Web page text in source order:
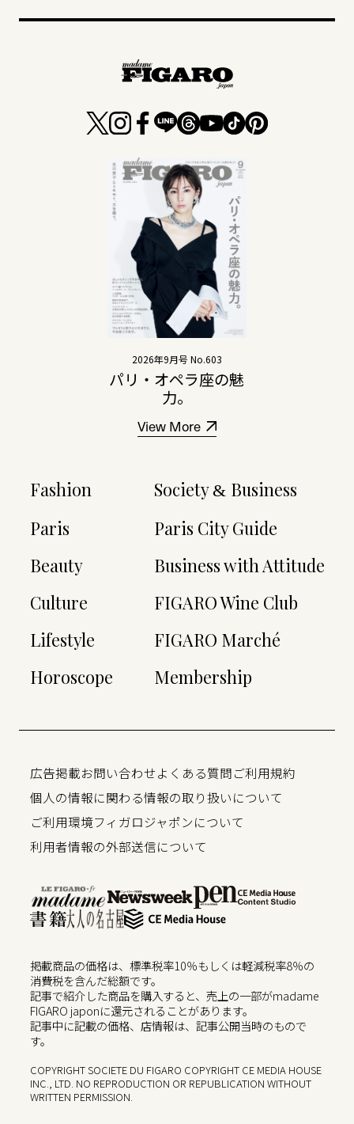
2026年9月号 No.603
パリ・オペラ座の魅
力。
View More
Fashion
Paris
Beauty
Culture
Lifestyle
Horoscope
Society& Business
Paris City Guide
Business with Attitude
FIGARO Wine Club
FIGARO Marché
Membership
広告掲載お問い合わせよくある質問ご利用規約
個人の情報に関わる情報の取り扱いについて
ご利用環境フィガロジャポンについて
利用者情報の外部送信について
掲載商品の価格は、標準税率10％もしくは軽減税率8％の
消費税を含んだ総額です。
記事で紹介した商品を購入すると、売上の一部がmadame
FIGARO japonに還元されることがあります。
記事中に記載の価格、店情報は、記事公開当時のもので
す。
COPYRIGHT SOCIETE DU FIGARO COPYRIGHT CE MEDIA HOUSE
INC., LTD. NO REPRODUCTION OR REPUBLICATION WITHOUT
WRITTEN PERMISSION.